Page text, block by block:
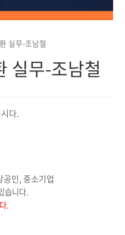
실무-조남철
실무-조남철
다.
인, 중소기업
습니다.
.